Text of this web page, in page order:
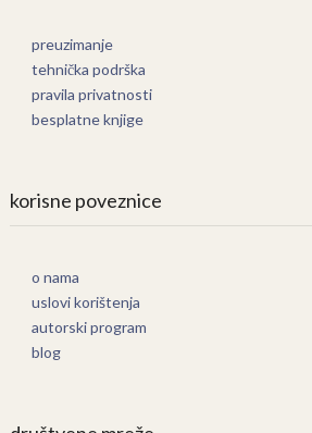
preuzimanje
tehnička podrška
pravila privatnosti
besplatne knjige
korisne poveznice
o nama
uslovi korištenja
autorski program
blog